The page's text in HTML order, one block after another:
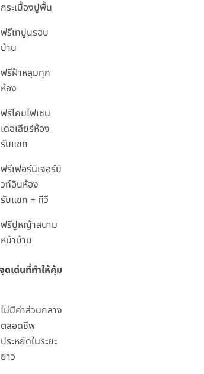
กระเบื้องปูพื้น
ฟรีเทปูนรอบ
บ้าน
ฟรีฝ้าหลุมทุก
ห้อง
ฟรีโคมไฟเชน
เดอเลียร์ห้อง
รับแขก
ฟรีเฟอร์นิเจอร์บิ
วท์อินห้อง
รับแขก + ทีวี
ฟรีปูหญ้าสนาม
หน้าบ้าน
จุดเด่นที่ทำให้คุ้ม
ไม่มีค่าส่วนกลาง
ตลอดชีพ
ประหยัดในระยะ
ยาว